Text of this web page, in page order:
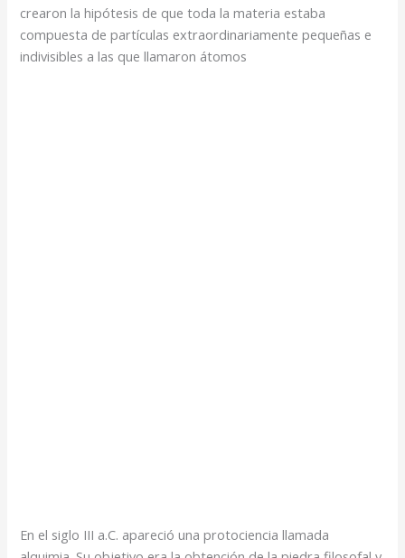
crearon la hipótesis de que toda la materia estaba
compuesta de partículas extraordinariamente pequeñas e
indivisibles a las que llamaron átomos
En el siglo III a.C. apareció una protociencia llamada